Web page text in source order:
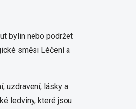
bylin nebo podržet
směsi Léčení a
uzdravení, lásky a
ledviny, které jsou